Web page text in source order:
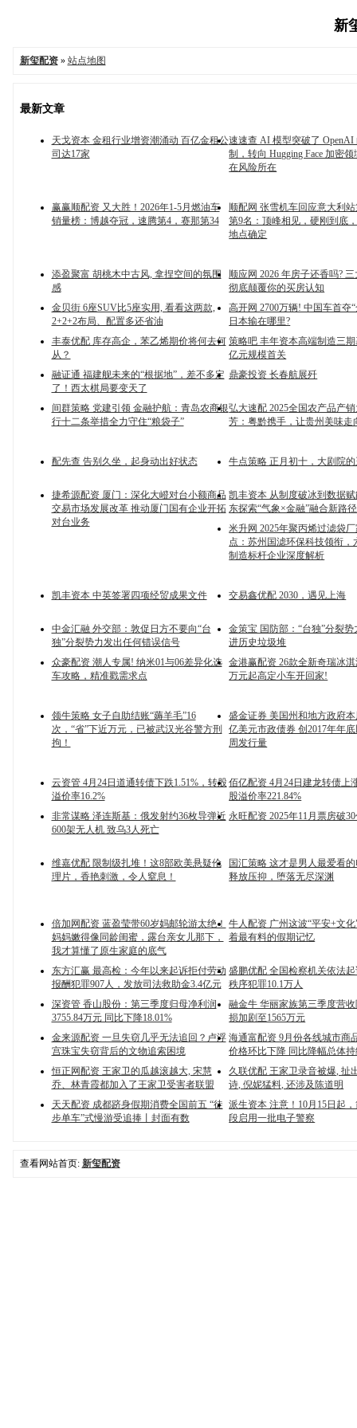
新
新玺配资» 站点地图
最新文章
天戈资本 金租行业增资潮涌动 百亿金租公
司达17家
速速查 AI 模型突破了 OpenAI
制，转向 Hugging Face 加密
在风险所在
赢赢顺配资 又大胜！2026年1-5月燃油车
销量榜：博越夺冠，速腾第4，赛那第34
顺配网 张雪机车回应意大利
第9名：顶峰相见，硬刚到底
地点确定
添盈聚富 胡桃木中古风, 拿捏空间的氛围
感
顺应网 2026 年房子还香吗?
彻底颠覆你的买房认知
金贝街 6座SUV比5座实用, 看看这两款,
2+2+2布局、配置多还省油
高开网 2700万辆! 中国车首夺
日本输在哪里?
丰泰优配 库存高企，苯乙烯期价将何去何
从？
策略吧 丰年资本高端制造三
亿元规模首关
融证通 福建舰未来的“根据地”，差不多定
了！西太棋局要变天了
鼎豪投资 长春航展歼
间群策略 党建引领 金融护航：青岛农商银
行十二条举措全力守住“粮袋子”
弘大速配 2025全国农产品产
芳：粤黔携手，让贵州美味走
配先查 告别久坐，起身动出好状态 牛点策略 正月初十，大剧院
捷希源配资 厦门：深化大嶝对台小额商品
交易市场发展改革 推动厦门国有企业开拓
对台业务
凯丰资本 从制度破冰到数据
东探索“气象×金融”融合新路径
米升网 2025年聚丙烯过滤袋
点：苏州国滤环保科技领衔，
制造标杆企业深度解析
凯丰资本 中英签署四项经贸成果文件 交易鑫优配 2030，遇见上海
中金汇融 外交部：敦促日方不要向“台
独”分裂势力发出任何错误信号
金策宝 国防部：“台独”分裂
进历史垃圾堆
众豪配资 潮人专属! 纳米01与06差异化选
车攻略，精准戳需求点
金港赢配资 26款全新奇瑞冰
万元起高定小车开回家!
领牛策略 女子自助结账“薅羊毛”16
次，“省”下近万元，已被武汉光谷警方刑
拘！
盛金证券 美国州和地方政府
亿美元市政债券 创2017年年
周发行量
云资管 4月24日道通转债下跌1.51%，转股
溢价率16.2%
佰亿配资 4月24日建龙转债上
股溢价率221.84%
非常谋略 泽连斯基：俄发射约36枚导弹近
600架无人机 致乌3人死亡
永旺配资 2025年11月票房破
维嘉优配 限制级扎堆！这8部欧美悬疑伦
理片，香艳刺激，令人窒息！
国汇策略 这才是男人最爱看
释放压抑，堕落无尽深渊
倍加网配资 蓝盈莹带60岁妈邮轮游太绝！
妈妈嫩得像同龄闺蜜，露台亲女儿那下，
我才算懂了原生家庭的底气
牛人配资 广州这波“平安+文
着最有料的假期记忆
东方汇赢 最高检：今年以来起诉拒付劳动
报酬犯罪907人，发放司法救助金3.4亿元
盛鹏优配 全国检察机关依法
秩序犯罪10.1万人
深资管 香山股份：第三季度归母净利润
3755.84万元 同比下降18.01%
融金牛 华丽家族第三季度营收
损加剧至1565万元
金来源配资 一旦失窃几乎无法追回？卢浮
宫珠宝失窃背后的文物追索困境
海通富配资 9月份各线城市商
价格环比下降 同比降幅总体
恒正网配资 王家卫的瓜越滚越大, 宋慧
乔、林青霞都加入了王家卫受害者联盟
久联优配 王家卫录音被爆, 扯
诗, 倪妮猛料, 还涉及陈道明
天天配资 成都跻身假期消费全国前五 “徒
步单车”式慢游受追捧丨封面有数
派生资本 注意！10月15日起
段启用一批电子警察
查看网站首页: 新玺配资